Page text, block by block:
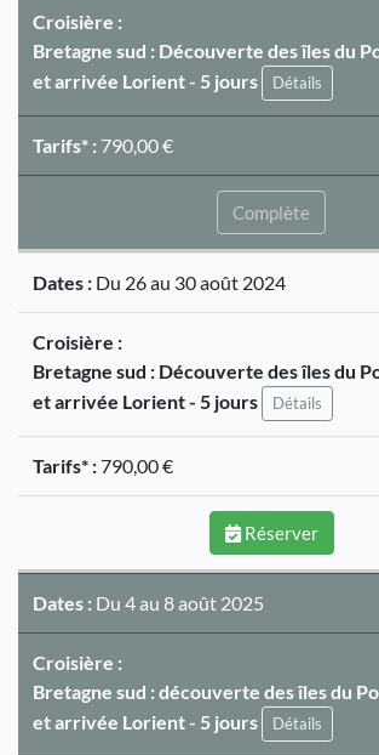
Croisière :
Bretagne sud : Découverte des îles du
et arrivée Lorient - 5 jours
Détails
Tarifs* : 790,00 €
Complète
Dates : Du 26 au 30 août 2024
Croisière :
Bretagne sud : Découverte des îles du
et arrivée Lorient - 5 jours
Détails
Tarifs* :790,00 €
Réserver
Dates : Du 4 au 8 août 2025
Croisière :
Bretagne sud : découverte des îles du
et arrivée Lorient - 5 jours
Détails